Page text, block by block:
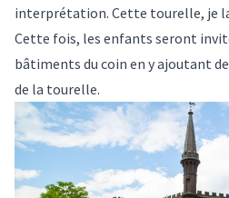
interprétation. Cette tourelle, je
Cette fois, les enfants seront
bâtiments du coin en y ajoutant
de la tourelle.